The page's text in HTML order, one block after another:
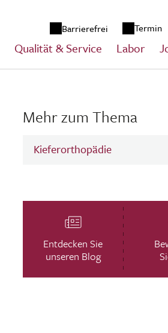
zum Inhalt springen
Barrierefrei Termin
Qualität & Service Labor
Mehr zum Thema
Kieferorthopädie
Entdecken Sie
unseren Blog